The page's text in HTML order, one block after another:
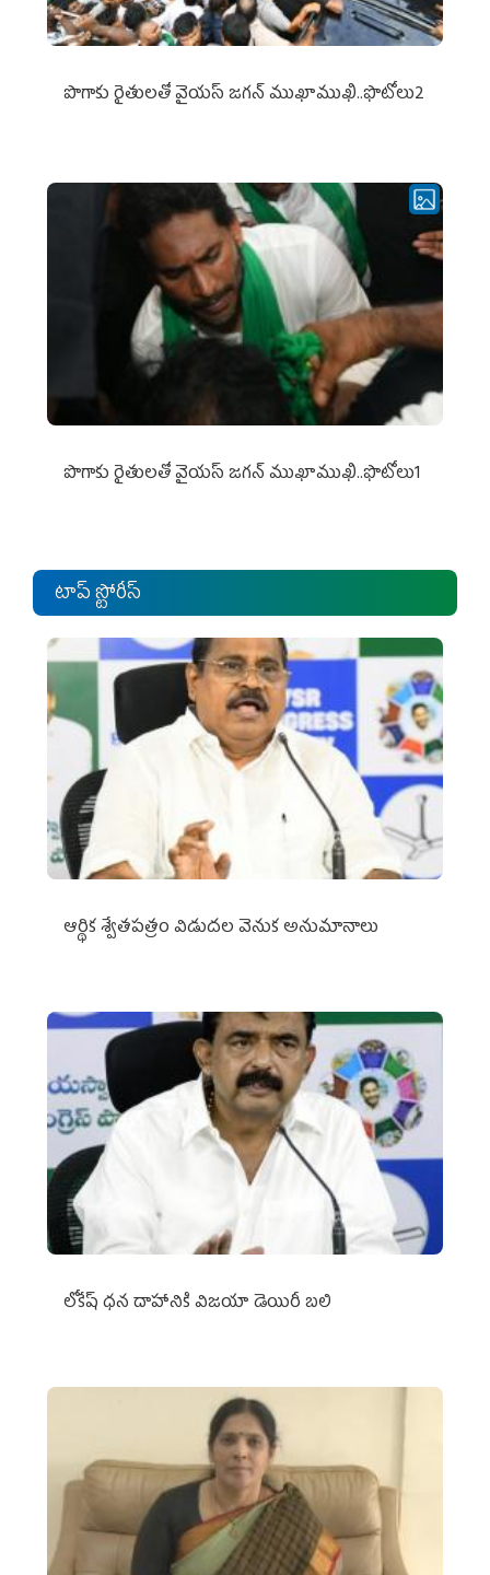
పొగాకు రైతుల‌తో వైయ‌స్ జ‌గ‌న్ ముఖాముఖి..ఫొటోలు2
పొగాకు రైతుల‌తో వైయ‌స్ జ‌గ‌న్ ముఖాముఖి..ఫొటోలు1
టాప్ స్టోరీస్
ఆర్థిక శ్వేతపత్రం విడుదల వెనుక అనుమానాలు
లోకేష్ ధ‌న దాహానికి విజ‌యా డెయిరీ బ‌లి